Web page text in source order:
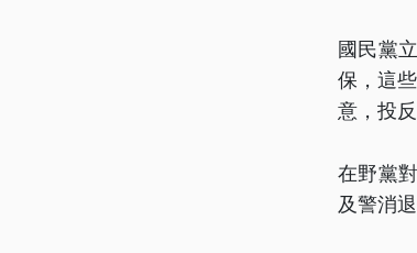
國民黨
保，這
意，投反
在野黨
及警消